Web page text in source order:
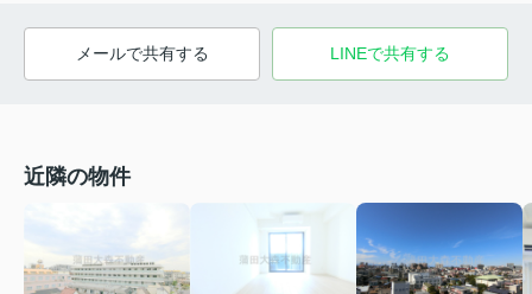
メールで共有する LINEで共有する
近隣の物件